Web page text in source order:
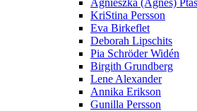
Agnieszka (Agnes)
KriStina Persson
Eva Birkeflet
Deborah Lipschits
Pia Schröder Widén
Birgith Grundberg
Lene Alexander
Annika Erikson
Gunilla Persson